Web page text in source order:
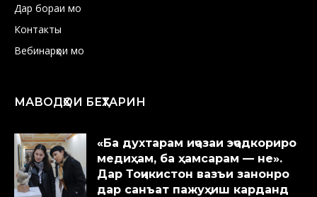
Дар бораи мо
Контакты
Вебинарҳои мо
МАВОДҲОИ БЕҲТАРИН
«Ба духтарам иҷозаи эҷодкориро
медиҳам, ба ҳамсарам — не».
Дар Тоҷикистон вазъи занонро
дар санъат пажуҳиш карданд